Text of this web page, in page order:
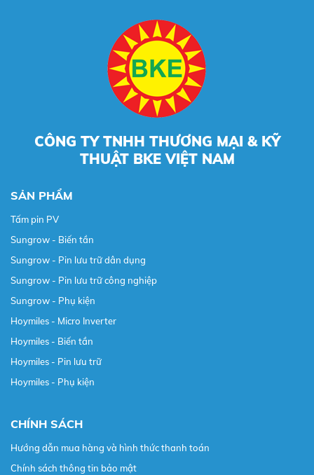
CÔNG TY TNHH THƯƠNG MẠI & KỸ
THUẬT BKE VIỆT NAM
SẢN PHẨM
Tấm pin PV
Sungrow - Biến tần
Sungrow - Pin lưu trữ dân dụng
Sungrow - Pin lưu trữ công nghiệp
Sungrow - Phụ kiện
Hoymiles - Micro Inverter
Hoymiles - Biến tần
Hoymiles - Pin lưu trữ
Hoymiles - Phụ kiện
CHÍNH SÁCH
Hướng dẫn mua hàng và hình thức thanh toán
Chính sách thông tin bảo mật